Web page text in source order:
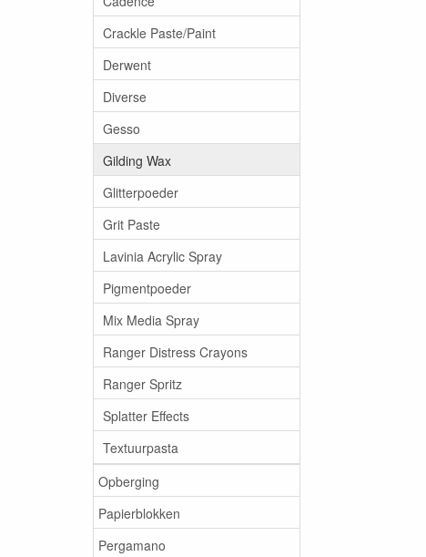
Crackle Paste/Paint
Derwent
Diverse
Gesso
Gilding Wax
Glitterpoeder
Grit Paste
Lavinia Acrylic Spray
Pigmentpoeder
Mix Media Spray
Ranger Distress Crayons
Ranger Spritz
Splatter Effects
Textuurpasta
Opberging
Papierblokken
Pergamano